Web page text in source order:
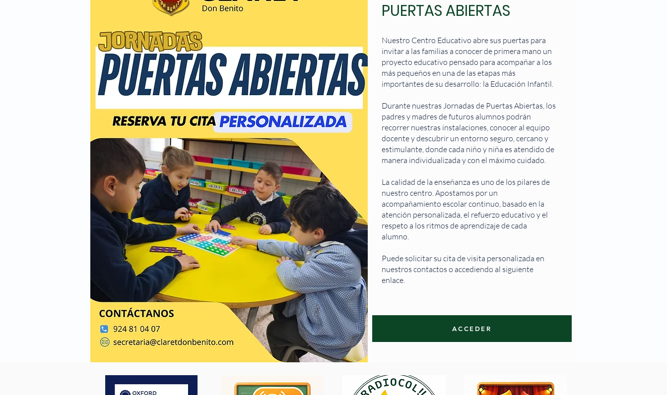
PUERTAS ABIERTAS
Nuestro Centro Educativo abre sus puertas para
invitar a las familias a conocer de primera mano un
proyecto educativo pensado para acompañar a los
más pequeños en una de las etapas más
importantes de su desarrollo: la Educación Infantil.
Durante nuestras Jornadas de Puertas Abiertas, los
padres y madres de futuros alumnos podrán
recorrer nuestras instalaciones, conocer al equipo
docente y descubrir un entorno seguro, cercano y
estimulante, donde cada niño y niña es atendido de
manera individualizada y con el máximo cuidado.
La calidad de la enseñanza es uno de los pilares de
nuestro centro. Apostamos por un
acompañamiento escolar continuo, basado en la
atención personalizada, el refuerzo educativo y el
respeto a los ritmos de aprendizaje de cada
alumno.
Puede solicitar su cita de visita personalizada en
nuestros contactos o accediendo al siguiente
enlace.
ACCEDER